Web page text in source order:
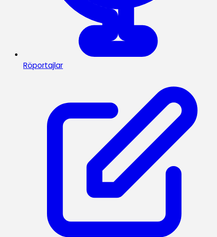
Röportajlar